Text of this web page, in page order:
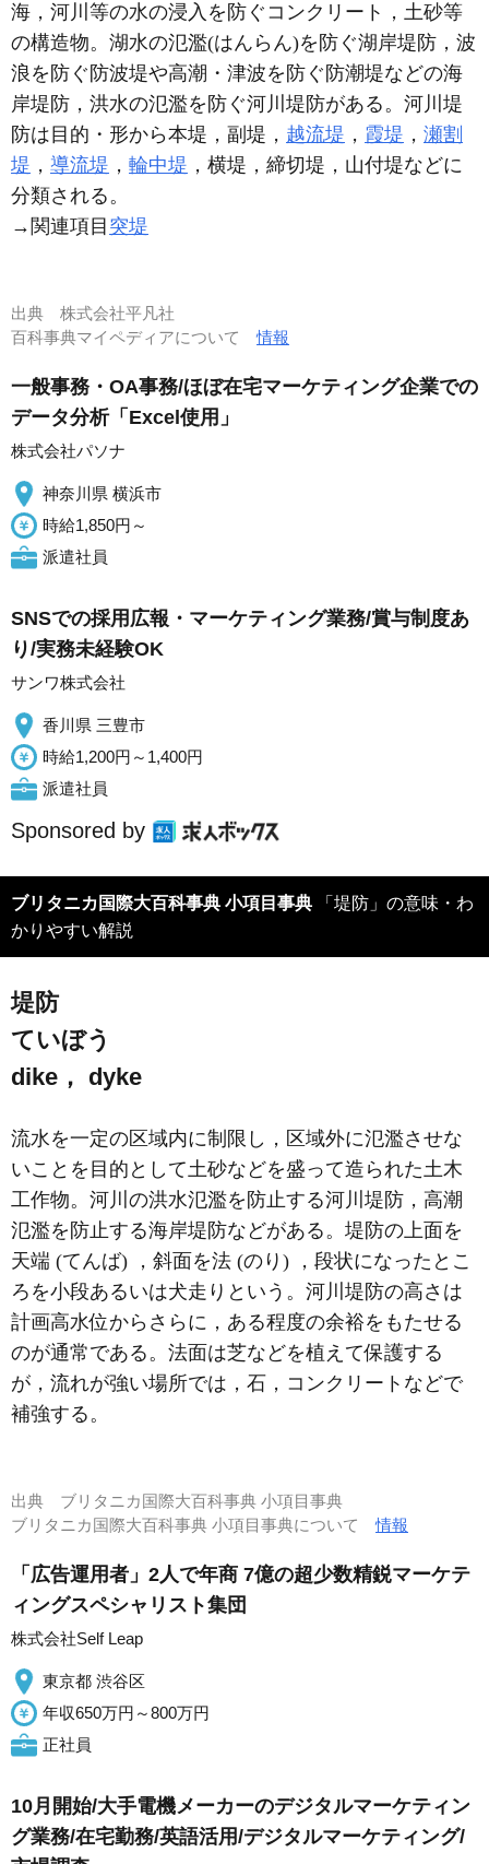
海，河川等の水の浸入を防ぐコンクリート，土砂等
の構造物。湖水の氾濫(はんらん)を防ぐ湖岸堤防，波
浪を防ぐ防波堤や高潮・津波を防ぐ防潮堤などの海
岸堤防，洪水の氾濫を防ぐ河川堤防がある。河川堤
防は目的・形から本堤，副堤， 越流堤 ， 霞堤 ， 瀬割
堤 ， 導流堤 ， 輪中堤 ，横堤，締切堤，山付堤などに
分類される。
→関連項目 突堤
出典 株式会社平凡社
百科事典マイペディアについて情報
一般事務・OA事務/ほぼ在宅マーケティング企業での
データ分析「Excel使用」
株式会社パソナ
神奈川県 横浜市
時給1,850円～
派遣社員
SNSでの採用広報・マーケティング業務/賞与制度あ
り/実務未経験OK
サンワ株式会社
香川県 三豊市
時給1,200円～1,400円
派遣社員
Sponsored by
ブリタニカ国際大百科事典 小項目事典
かりやすい解説
堤防
ていぼう
dike， dyke
流水を一定の区域内に制限し，区域外に氾濫させな
いことを目的として土砂などを盛って造られた土木
工作物。河川の洪水氾濫を防止する河川堤防，高潮
氾濫を防止する海岸堤防などがある。堤防の上面を
天端 (てんば) ，斜面を法 (のり) ，段状になったとこ
ろを小段あるいは犬走りという。河川堤防の高さは
計画高水位からさらに，ある程度の余裕をもたせる
のが通常である。法面は芝などを植えて保護する
が，流れが強い場所では，石，コンクリートなどで
補強する。
出典 ブリタニカ国際大百科事典 小項目事典
ブリタニカ国際大百科事典 小項目事典について情報
「広告運用者」2人で年商 7億の超少数精鋭マーケテ
ィングスペシャリスト集団
株式会社Self Leap
東京都 渋谷区
年収650万円～800万円
正社員
10月開始/大手電機メーカーのデジタルマーケティン
グ業務/在宅勤務/英語活用/デジタルマーケティング/